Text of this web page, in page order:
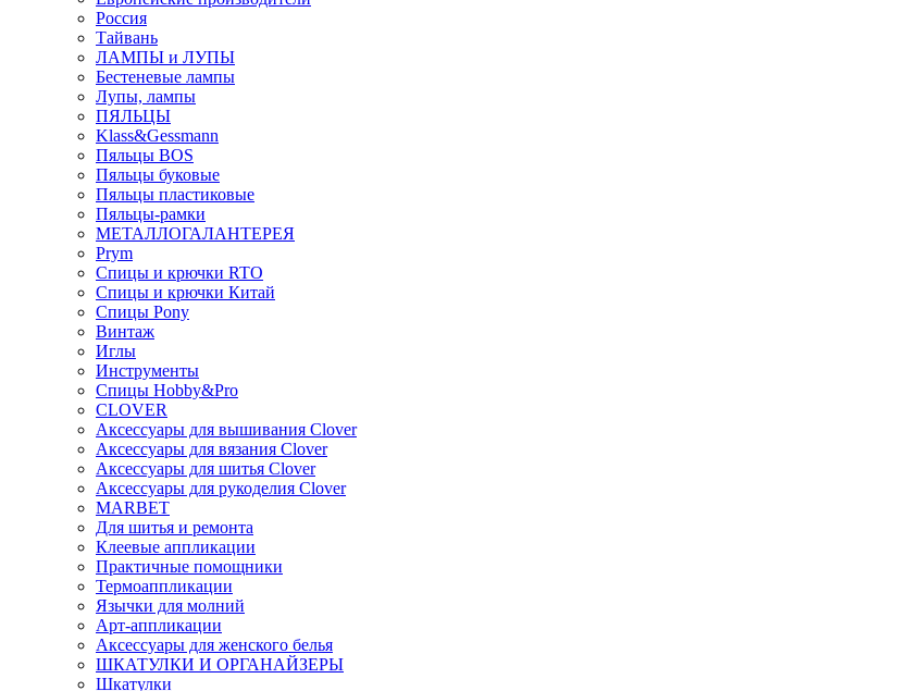
Россия
Тайвань
ЛАМПЫ и ЛУПЫ
Бестеневые лампы
Лупы, лампы
ПЯЛЬЦЫ
Klass&Gessmann
Пяльцы BOS
Пяльцы буковые
Пяльцы пластиковые
Пяльцы-рамки
МЕТАЛЛОГАЛАНТЕРЕЯ
Prym
Спицы и крючки RTO
Спицы и крючки Китай
Спицы Pony
Винтаж
Иглы
Инструменты
Спицы Hobby&Pro
CLOVER
Аксессуары для вышивания Clover
Аксессуары для вязания Clover
Аксессуары для шитья Clover
Аксессуары для рукоделия Clover
MARBET
Для шитья и ремонта
Клеевые аппликации
Практичные помощники
Термоаппликации
Язычки для молний
Арт-аппликации
Аксессуары для женского белья
ШКАТУЛКИ И ОРГАНАЙЗЕРЫ
Шкатулки